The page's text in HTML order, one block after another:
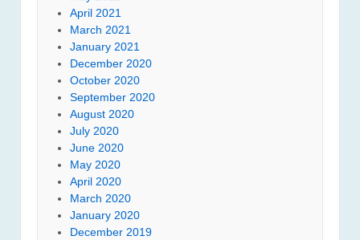
April 2021
March 2021
January 2021
December 2020
October 2020
September 2020
August 2020
July 2020
June 2020
May 2020
April 2020
March 2020
January 2020
December 2019